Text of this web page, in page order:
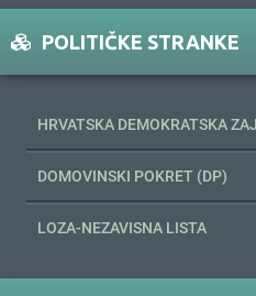
POLITIČKE STRANKE
HRVATSKA DEMOKRATSKA
DOMOVINSKI POKRET (DP)
LOZA-NEZAVISNA LISTA